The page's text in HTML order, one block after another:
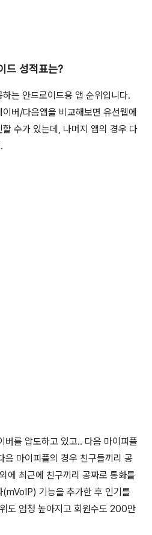
드 성적표는?
는 안드로이드용 앱 순위입니다.
버/다음앱을 비교해보면 유선웹에
수가 있는데, 나머지 앱의 경우 다
버를 압도하고 있고.. 다음 마이피플
음 마이피플의 경우 친구들끼리 공
에 최근에 친구끼리 공짜로 통화를
기능을 추가한 후 인기를
도 엄청 높아지고 회원수도 200만